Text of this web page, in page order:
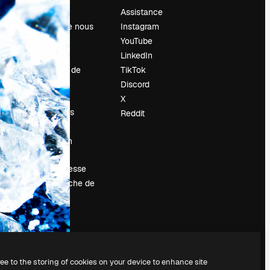
Prix
À propos de nous
Carrières
Tendances de
recherche
Blog
Événements
Slidesgo
Vendre mon
contenu
Salle de presse
À la recherche de
magnific.ai
Assistance
Instagram
YouTube
LinkedIn
TikTok
Discord
X
Reddit
to the storing of cookies on your device to enhance site